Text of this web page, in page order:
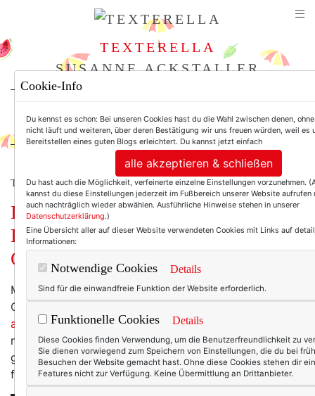
TEXTERELLA
SUSANNE ACKSTALLER
For Women. Not Girls.
TEXTERELLA LIEBT MODE. (UND GESCHICHTEN.)
Rosa Samt auf der Burg. Und: Ein
Bild sagt mehr als tausend Worte.
Oder?
Müssen Mode-Postings eigentlich immer eine
Geschichte erzählen, hat erst vor ein paar Tagen
andere Modebloggeringefragt. Ich meine: Sie müssen
nicht – können aber. Und dieser Blogbeitrag erzählt
gleich drei Geschichten. Gott sei dank musste ich mich
für keine der drei entscheiden!
Cookie-Info
Du kennst es schon: Bei unseren Cookies hast du die Wahl zwischen denen,
nicht läuft und weiteren, über deren Bestätigung wir uns freuen würden, weil es
Bereitstellen eines guten Blogs erleichtert. Du kannst jetzt einfach
alle akzeptieren & schließen
Du hast auch die Möglichkeit, verfeinerte einzelne Einstellungen vorzunehmen.
kannst du diese Einstellungen jederzeit im Fußbereich unserer Website aufrufen
auch nachträglich wieder abwählen. Ausführliche Hinweise stehen in unserer
Datenschutzerklärung.)
Eine Übersicht aller auf dieser Website verwendeten Cookies mit Links auf
Informationen:
Notwendige Cookies Details
Sind für die einwandfreie Funktion der Website erforderlich.
Funktionelle Cookies Details
Diese Cookies finden Verwendung, um die Benutzerfreundlichkeit zu
Sie dienen vorwiegend zum Speichern von Einstellungen, die du bei
Besuchen der Website gemacht hast. Ohne diese Cookies stehen dir
Features nicht zur Verfügung. Keine Übermittlung an Drittanbieter.